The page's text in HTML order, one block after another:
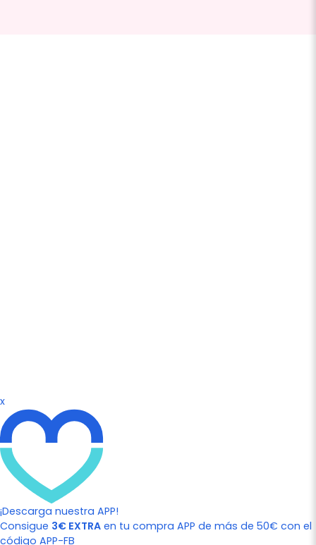
x
¡Descarga nuestra APP!
Consigue 3€ EXTRA en tu compra APP de más de 50€ con el
código APP-FB